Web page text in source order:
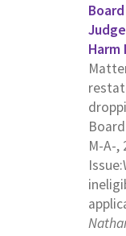
Harm
M-A-,